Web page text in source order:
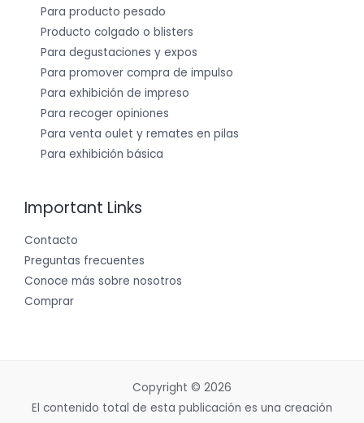
Para producto pesado
Producto colgado o blisters
Para degustaciones y expos
Para promover compra de impulso
Para exhibición de impreso
Para recoger opiniones
Para venta oulet y remates en pilas
Para exhibición básica
Important Links
Contacto
Preguntas frecuentes
Conoce más sobre nosotros
Comprar
Copyright © 2026
El contenido total de esta publicación es una creación